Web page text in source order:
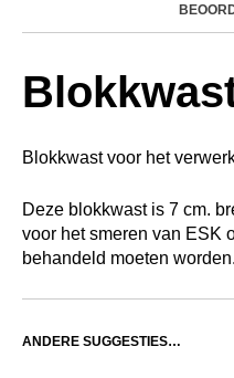
Blokkwast voor het
Deze blokkwast is 7 cm.
voor het smeren van ESK
behandeld moeten worden.
ANDERE SUGGESTIES…